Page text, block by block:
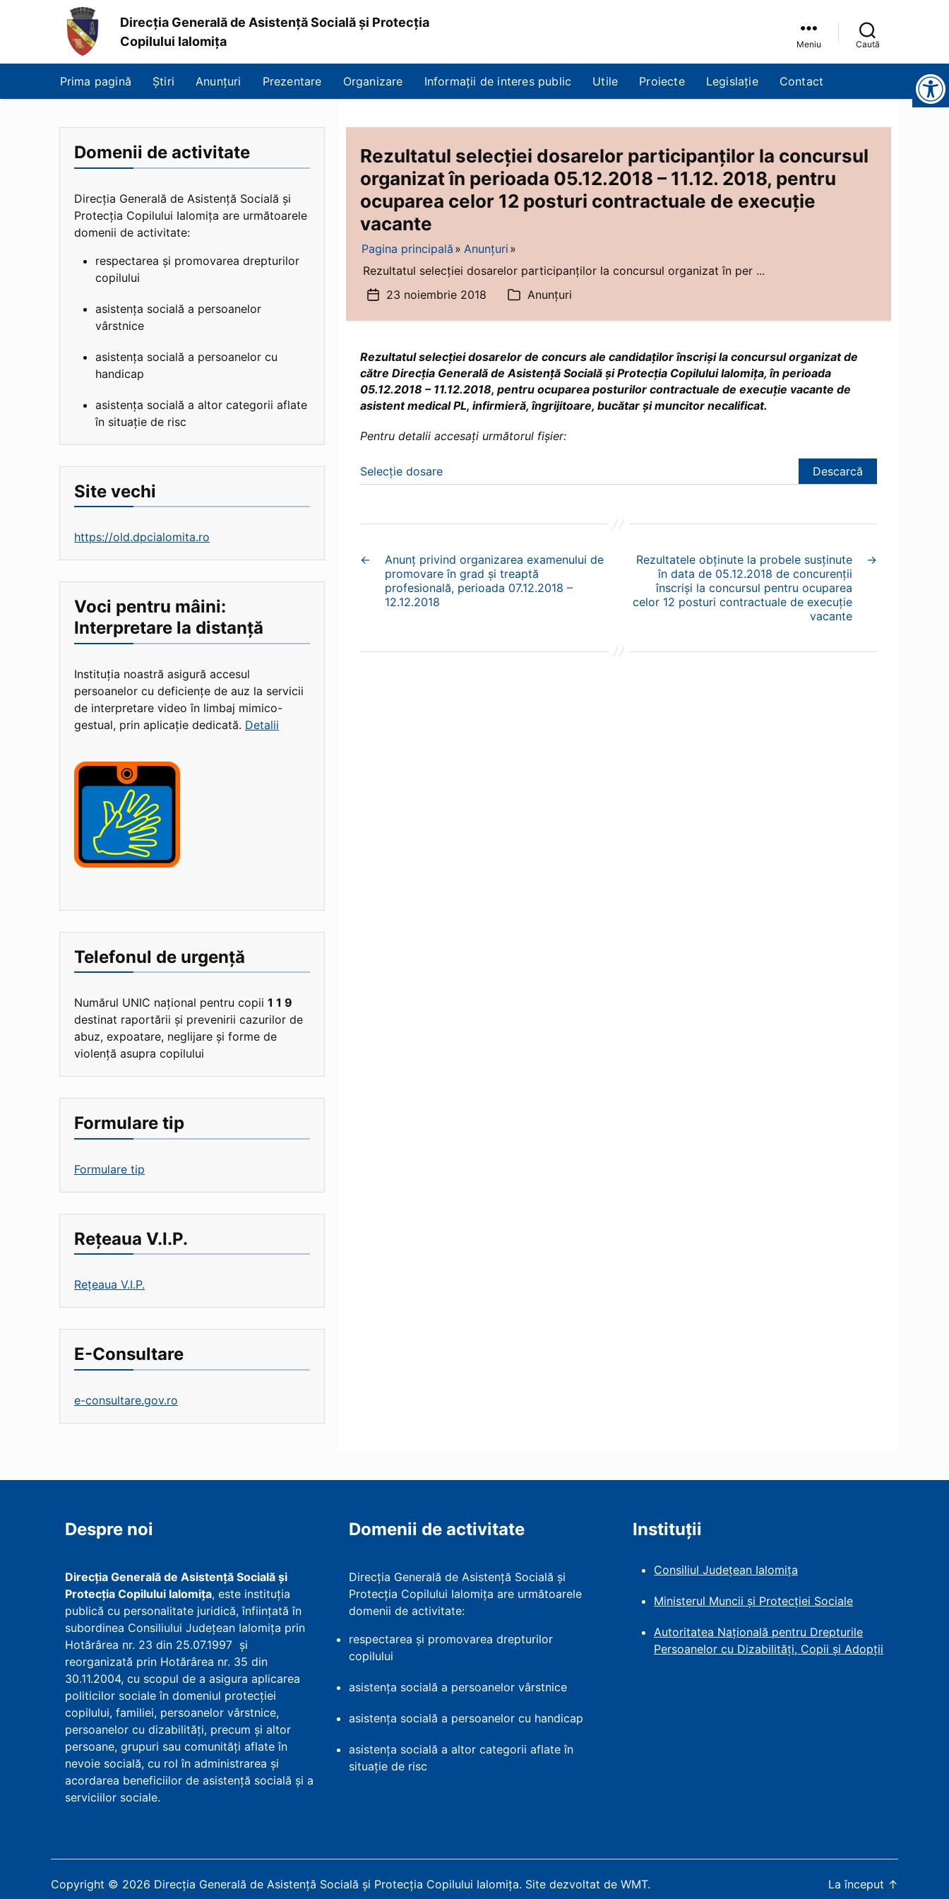
Direcția
Generală
Protecția
Copilului
Direcția Generală de Asistență Socială și Protecția
Copilului Ialomița
Meniu Caută
Prima pagină Știri Anunțuri Prezentare Organizare Informații de interes public Utile Proiecte Legislație Contact
Instrumente pentru accesibilitate
Rezultatul selecției dosarelor participanților la concursul
organizat în perioada 05.12.2018 – 11.12. 2018, pentru
ocuparea celor 12 posturi contractuale de execuție
vacante
Pagina principală
Anunțuri
Rezultatul selecției dosarelor participanților la concursul organizat în per ...
Dată23 noiembrie 2018 Categorii
Anunțuri
Rezultatul selecției dosarelor de concurs ale candidaților înscriși la concursul organizat de
către Direcția Generală de Asistență Socială și Protecția Copilului Ialomița, în perioada
05.12.2018 – 11.12.2018, pentru ocuparea posturilor contractuale de execuție vacante de
asistent medical PL, infirmieră, îngrijitoare, bucătar și muncitor necalificat.
Pentru detalii accesați următorul fișier:
Selecție dosare Descarcă
←
Anunț privind organizarea examenului de
promovare în grad și treaptă
profesională, perioada 07.12.2018 –
12.12.2018
→
Rezultatele obținute la probele susținute
în data de 05.12.2018 de concurenții
înscriși la concursul pentru ocuparea
celor 12 posturi contractuale de execuție
vacante
Domenii de activitate
Direcția Generală de Asistență Socială și
Protecția Copilului Ialomița are următoarele
domenii de activitate:
respectarea și promovarea drepturilor
copilului
asistența socială a persoanelor
vârstnice
asistența socială a persoanelor cu
handicap
asistența socială a altor categorii aflate
în situație de risc
Site vechi
https://old.dpcialomita.ro
Voci pentru mâini:
Interpretare la distanță
Instituția noastră asigură accesul
persoanelor cu deficiențe de auz la servicii
de interpretare video în limbaj mimico-
gestual, prin aplicație dedicată. Detalii
Telefonul de urgență
Numărul UNIC național pentru copii 1 1 9
destinat raportării și prevenirii cazurilor de
abuz, expoatare, neglijare și forme de
violență asupra copilului
Formulare tip
Formulare tip
Rețeaua V.I.P.
Rețeaua V.I.P.
E-Consultare
e-consultare.gov.ro
Despre noi
Direcţia Generală de Asistenţă Socială şi
Protecţia Copilului Ialomița, este instituţia
publică cu personalitate juridică, înfiinţată în
subordinea Consiliului Județean Ialomița prin
Hotărârea nr. 23 din 25.07.1997 şi
reorganizată prin Hotărârea nr. 35 din
30.11.2004, cu scopul de a asigura aplicarea
politicilor sociale în domeniul protecţiei
copilului, familiei, persoanelor vârstnice,
persoanelor cu dizabilităţi, precum şi altor
persoane, grupuri sau comunităţi aflate în
nevoie socială, cu rol în administrarea şi
acordarea beneficiilor de asistenţă socială şi a
serviciilor sociale.
Domenii de activitate
Direcția Generală de Asistență Socială și
Protecția Copilului Ialomița are următoarele
domenii de activitate:
respectarea și promovarea drepturilor
copilului
asistența socială a persoanelor vârstnice
asistența socială a persoanelor cu handicap
asistența socială a altor categorii aflate în
situație de risc
Instituții
Consiliul Județean Ialomița
Ministerul Muncii și Protecției Sociale
Autoritatea Națională pentru Drepturile
Persoanelor cu Dizabilități, Copii și Adopții
Copyright © 2026 Direcția Generală de Asistență Socială și Protecția Copilului Ialomița. Site dezvoltat de WMT. La început ↑